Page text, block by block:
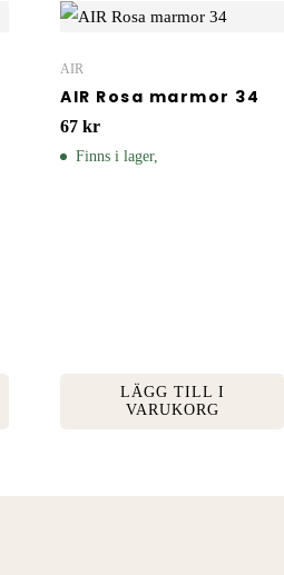
AIR
AIR Rosa marmor 34
67 kr
Finns i lager,
LÄGG TILL I
VARUKORG